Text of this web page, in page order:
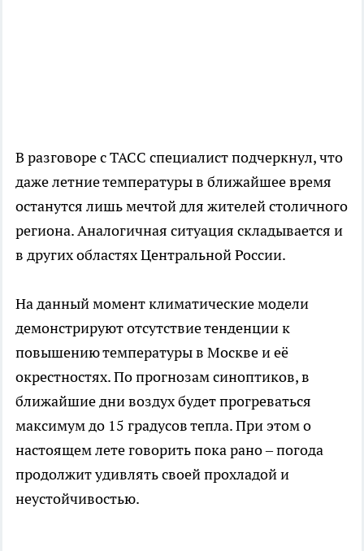
В разговоре с ТАСС специалист подчеркнул, что
даже летние температуры в ближайшее время
останутся лишь мечтой для жителей столичного
региона. Аналогичная ситуация складывается и
в других областях Центральной России.
На данный момент климатические модели
демонстрируют отсутствие тенденции к
повышению температуры в Москве и её
окрестностях. По прогнозам синоптиков, в
ближайшие дни воздух будет прогреваться
максимум до 15 градусов тепла. При этом о
настоящем лете говорить пока рано – погода
продолжит удивлять своей прохладой и
неустойчивостью.